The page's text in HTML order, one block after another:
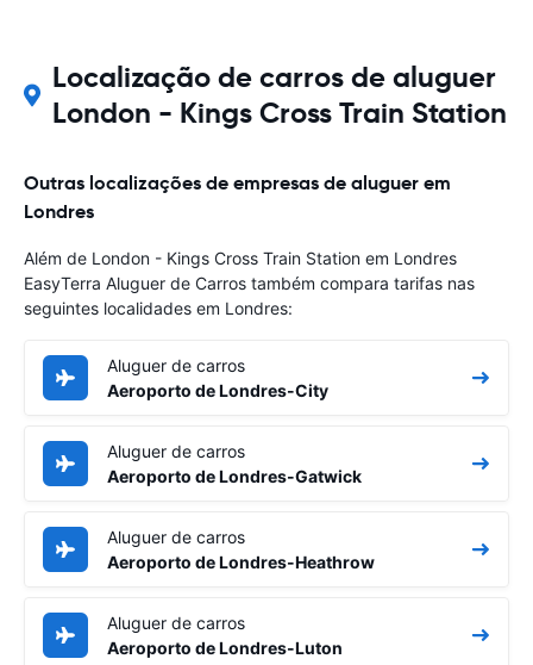
Localização de carros de aluguer
London - Kings Cross Train Station
Outras localizações de empresas de aluguer em
Londres
Além de London - Kings Cross Train Station em Londres
EasyTerra Aluguer de Carros também compara tarifas nas
seguintes localidades em Londres:
Aluguer de carros
Aeroporto de Londres-City
Aluguer de carros
Aeroporto de Londres-Gatwick
Aluguer de carros
Aeroporto de Londres-Heathrow
Aluguer de carros
Aeroporto de Londres-Luton